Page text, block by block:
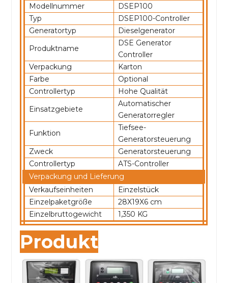
Modellnummer
DSEP100
Typ
DSEP100-Controller
Generatortyp
Dieselgenerator
Produktname
DSE Generator
Controller
Verpackung
Karton
Farbe
Optional
Controllertyp
Hohe Qualität
Einsatzgebiete
Automatischer
Generatorregler
Funktion
Tiefsee-
Generatorsteuerung
Zweck
Generatorsteuerung
Controllertyp
ATS-Controller
Verpackung und Lieferung
Verkaufseinheiten
Einzelstück
Einzelpaketgröße
28X19X6 cm
Einzelbruttogewicht
1,350 KG
Produkt